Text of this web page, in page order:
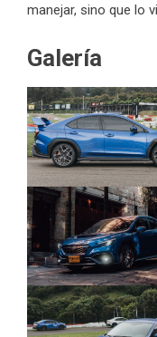
manejar, sino que lo
Galería